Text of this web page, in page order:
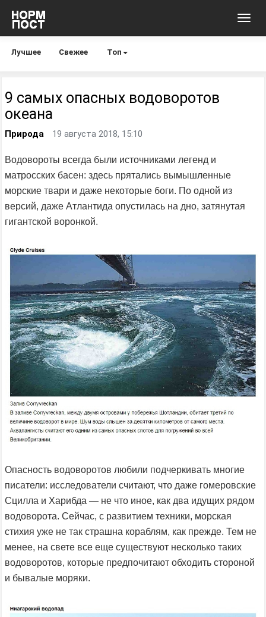
Лучшее Свежее Топ
9 самых опасных водоворотов
океана
Природа 19 августа 2018, 15:10
Водовороты всегда были источниками легенд и
матросских басен: здесь прятались вымышленные
морские твари и даже некоторые боги. По одной из
версий, даже Атлантида опустилась на дно, затянутая
гигантской воронкой.
Опасность водоворотов любили подчеркивать многие
писатели: исследователи считают, что даже гомеровские
Сцилла и Харибда — не что иное, как два идущих рядом
водоворота. Сейчас, с развитием техники, морская
стихия уже не так страшна кораблям, как прежде. Тем не
менее, на свете все еще существуют несколько таких
водоворотов, которые предпочитают обходить стороной
и бывалые моряки.